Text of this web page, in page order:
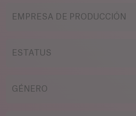
EMPRESA DE PRODUCCIÓN
ESTATUS
GÉNERO